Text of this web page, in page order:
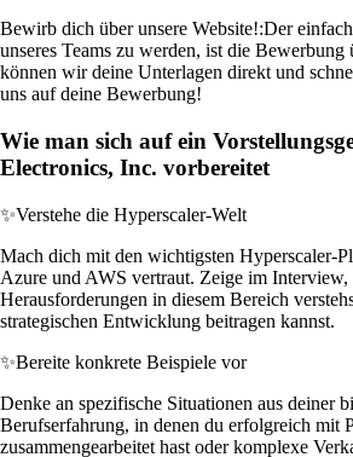
Bewirb dich über unsere Website!:Der
unseres Teams zu werden, ist die Bewerbung
können wir deine Unterlagen direkt und
uns auf deine Bewerbung!
Wie man sich auf ein
Electronics, Inc. vorbereitet
✨Verstehe die Hyperscaler-Welt
Mach dich mit den wichtigsten Hyperscaler-
Azure und AWS vertraut. Zeige im Interview,
Herausforderungen in diesem Bereich
strategischen Entwicklung beitragen kannst.
✨Bereite konkrete Beispiele vor
Denke an spezifische Situationen aus deiner
Berufserfahrung, in denen du erfolgreich mit
zusammengearbeitet hast oder komplexe